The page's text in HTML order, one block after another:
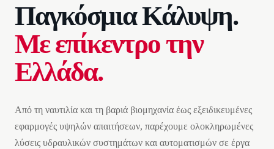
Παγκόσμια Κάλυψη.
Με επίκεντρο την
Ελλάδα.
Από τη ναυτιλία και τη βαριά βιομηχανία έως εξειδικευμένες
εφαρμογές υψηλών απαιτήσεων, παρέχουμε ολοκληρωμένες
λύσεις υδραυλικών συστημάτων και αυτοματισμών σε έργα